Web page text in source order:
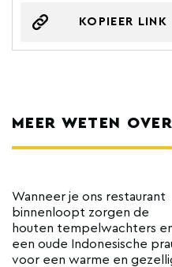
KOPIEER LINK
MEER WETEN OVER
Wanneer je ons restaurant
binnenloopt zorgen de
houten tempelwachters
een oude Indonesische
voor een warme en